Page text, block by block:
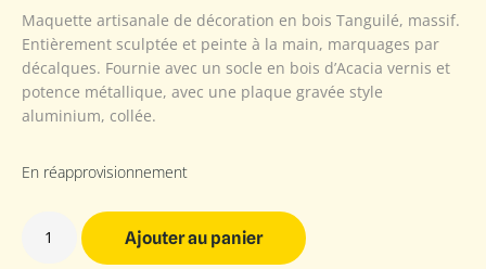
Maquette artisanale de décoration en bois Tanguilé, massif.
Entièrement sculptée et peinte à la main, marquages par
décalques. Fournie avec un socle en bois d’Acacia vernis et
potence métallique, avec une plaque gravée style
aluminium, collée.
En réapprovisionnement
Ajouter au panier